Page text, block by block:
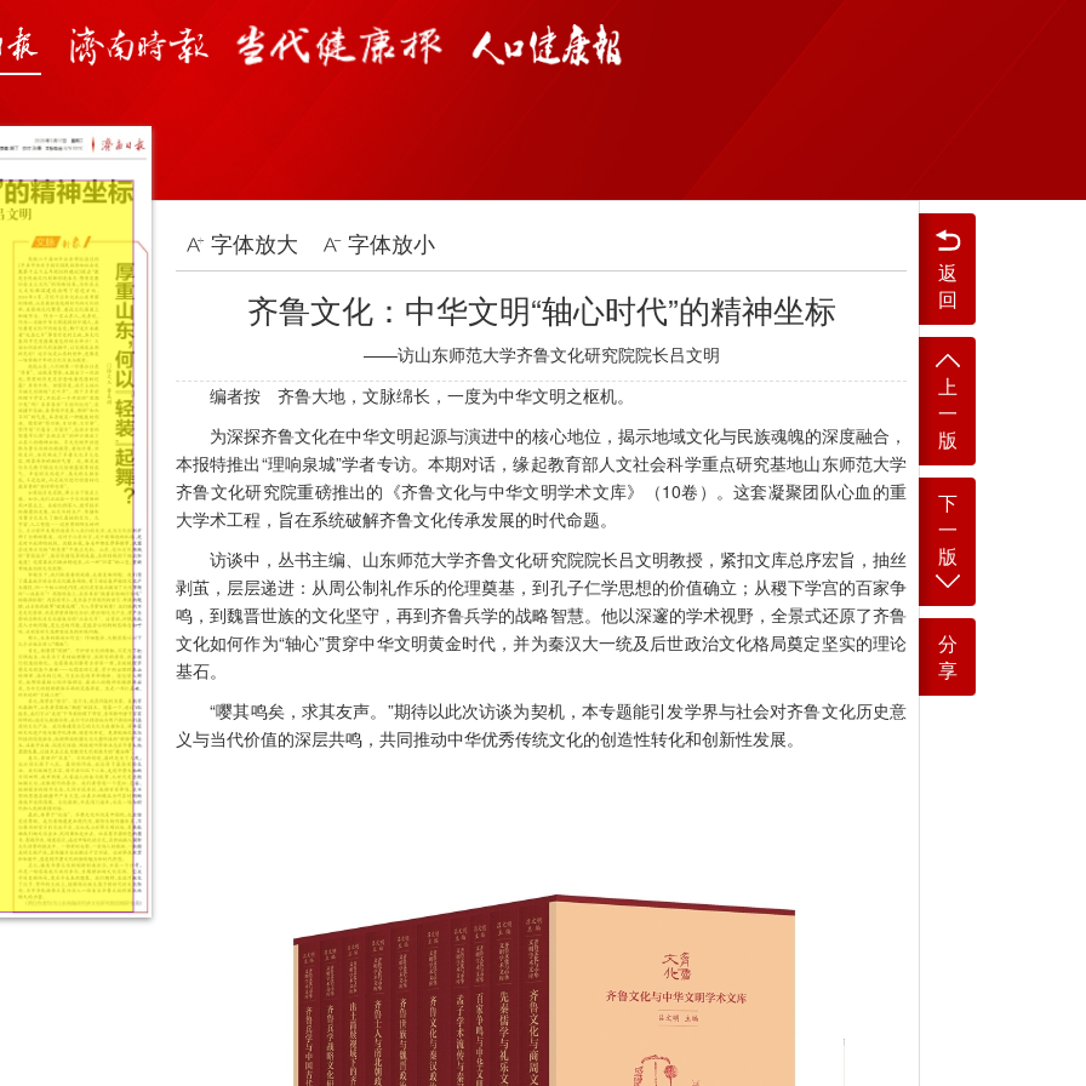
返
回
上
一
版
下
一
版
分
享
齐鲁文化：中华文明“轴心时代”的精神坐标
——访山东师范大学齐鲁文化研究院院长吕文明
字体放大 字体放小
编者按 齐鲁大地，文脉绵长，一度为中华文明之枢机。
为深探齐鲁文化在中华文明起源与演进中的核心地位，揭示地域文化与民族魂魄的深度融合，
本报特推出“理响泉城”学者专访。本期对话，缘起教育部人文社会科学重点研究基地山东师范大学
齐鲁文化研究院重磅推出的《齐鲁文化与中华文明学术文库》（10卷）。这套凝聚团队心血的重
大学术工程，旨在系统破解齐鲁文化传承发展的时代命题。
访谈中，丛书主编、山东师范大学齐鲁文化研究院院长吕文明教授，紧扣文库总序宏旨，抽丝
剥茧，层层递进：从周公制礼作乐的伦理奠基，到孔子仁学思想的价值确立；从稷下学宫的百家争
鸣，到魏晋世族的文化坚守，再到齐鲁兵学的战略智慧。他以深邃的学术视野，全景式还原了齐鲁
文化如何作为“轴心”贯穿中华文明黄金时代，并为秦汉大一统及后世政治文化格局奠定坚实的理论
基石。
“嘤其鸣矣，求其友声。”期待以此次访谈为契机，本专题能引发学界与社会对齐鲁文化历史意
义与当代价值的深层共鸣，共同推动中华优秀传统文化的创造性转化和创新性发展。